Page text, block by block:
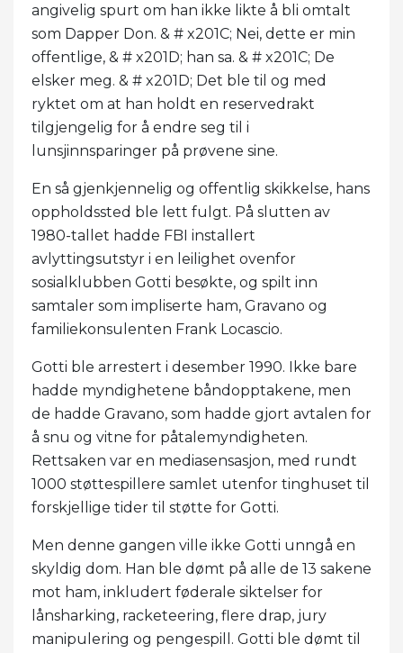
angivelig spurt om han ikke likte å bli omtalt
som Dapper Don. & # x201C; Nei, dette er min
offentlige, & # x201D; han sa. & # x201C; De
elsker meg. & # x201D; Det ble til og med
ryktet om at han holdt en reservedrakt
tilgjengelig for å endre seg til i
lunsjinnsparinger på prøvene sine.
En så gjenkjennelig og offentlig skikkelse, hans
oppholdssted ble lett fulgt. På slutten av
1980-tallet hadde FBI installert
avlyttingsutstyr i en leilighet ovenfor
sosialklubben Gotti besøkte, og spilt inn
samtaler som impliserte ham, Gravano og
familiekonsulenten Frank Locascio.
Gotti ble arrestert i desember 1990. Ikke bare
hadde myndighetene båndopptakene, men
de hadde Gravano, som hadde gjort avtalen for
å snu og vitne for påtalemyndigheten.
Rettsaken var en mediasensasjon, med rundt
1000 støttespillere samlet utenfor tinghuset til
forskjellige tider til støtte for Gotti.
Men denne gangen ville ikke Gotti unngå en
skyldig dom. Han ble dømt på alle de 13 sakene
mot ham, inkludert føderale siktelser for
lånsharking, racketeering, flere drap, jury
manipulering og pengespill. Gotti ble dømt til